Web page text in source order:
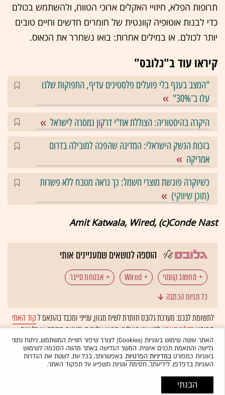
תרופות הפלא, חיזויי האקלים ארוכי הטווח, ולהשתמש בכולם
כדי לבנות אוטופיה קוונטית של חומרים חדשים וחיים טובים
יותר לכולם. או במילים אחרות: בואו נשחרר את הכאוס.
קיראו עוד ב"גלובס"
"המצב בענף בלי פועלים פלסטינים עדיף, התפוקות שלנו
עלו ב־30%"
היקרה בהיסטוריה: הצוללת אח"י דרקון נמסרה לישראל
בזכות הנשק הישראלי: המדינה שהפכה למובילה בדרום
אמריקה
כשיוקרה פוגשת מוצרי חשמל: כך נראה מטבח ללא פשרות
(תוכן שיווקי)
Amit Katwala, Wired, (c)Conde Nast
הוספה לנושאים שמעניינים אותי
מחשוב קוונטי Wired
אבטחת סייבר
כל תגיות הכתבה
לתשומת לבכם: מערכת גלובס חותרת לשיח מגוון, ענייני ומכבד בהתאם לקוד האתי
המופיעבדו"ח האמוןלפיו אנו פועלים. ביטויי אלימות, גזענות, הסתה או כל שיח
בלתי הולם אחר מסוננים בצורהאוטומטיתולא יפורסמו באתר.
האתר עושה שימוש בעוגיות (Cookies) לצורך שיפור חוויית המשתמש, ניתוח נתוני
גלישה והתאמת תכנים אישית. המשך הגלישה באתר מהווה הסכמה לשימוש
בעוגיות כמפורטבמדיניות הפרטיות. באפשרותך, בכל עת, לשנות את הגדרות
העוגיות בדפדפן. לידיעתך, חסימת עוגיות תשפיע על תפקוד האתר.
הבנתי